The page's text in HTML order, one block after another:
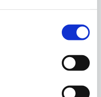
end 280 ansatte,
spejle pr. gang fra
en lav indkøbspris